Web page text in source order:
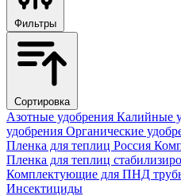
Фильтры
Сортировка
Азотные удобрения Калийные
удобрения Органические
Пленка для теплиц Россия
Пленка для теплиц
Комплектующие для ПНД
Инсектициды